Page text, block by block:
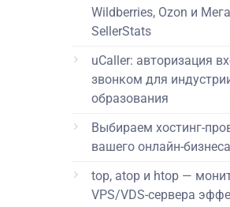
Wildberries, Ozon и
SellerStats
uCaller: авторизация
звонком для
образования
Выбираем хостинг-
вашего онлайн-бизнеса
top, atop и htop —
VPS/VDS-сервера